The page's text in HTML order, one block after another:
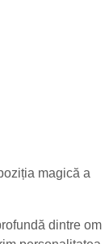
magică a
dintre om